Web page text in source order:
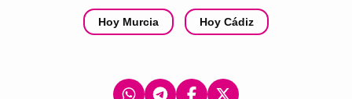
Hoy Murcia Hoy Cádiz